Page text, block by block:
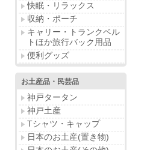
快眠・リラックス
収納・ポーチ
キャリー・トランクベル
トほか旅行バック用品
便利グッズ
お土産品・民芸品
神戸タータン
神戸土産
Tシャツ・キャップ
日本のお土産(置き物)